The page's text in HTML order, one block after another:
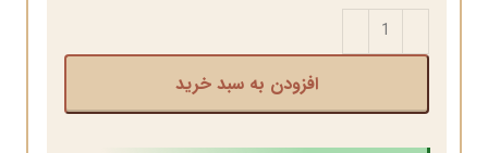
افزودن به سبد خرید